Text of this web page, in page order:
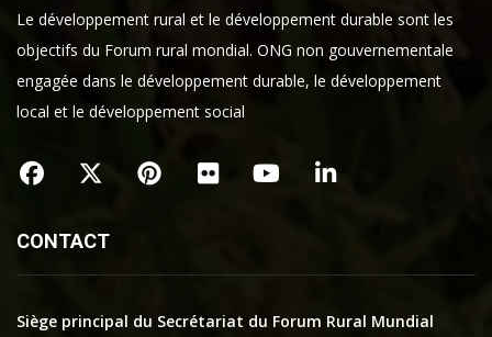
Le développement rural et le développement durable sont les
objectifs du Forum rural mondial. ONG non gouvernementale
engagée dans le développement durable, le développement
local et le développement social
CONTACT
Siège principal du Secrétariat du Forum Rural Mundial